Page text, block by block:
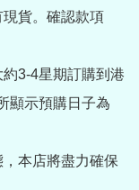
貨。確認款項
3-4星期訂購到港
顯示預購日子為
本店將盡力確保